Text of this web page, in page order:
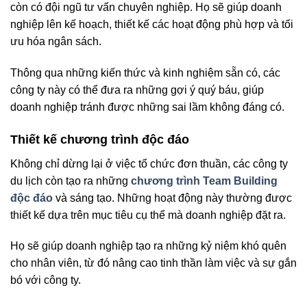
còn có đội ngũ tư vấn chuyên nghiệp. Họ sẽ giúp doanh
nghiệp lên kế hoạch, thiết kế các hoạt động phù hợp và tối
ưu hóa ngân sách.
Thông qua những kiến thức và kinh nghiệm sẵn có, các
công ty này có thể đưa ra những gợi ý quý báu, giúp
doanh nghiệp tránh được những sai lầm không đáng có.
Thiết kế chương trình độc đáo
Không chỉ dừng lại ở việc tổ chức đơn thuần, các công ty
du lịch còn tạo ra những chương trình Team Building
độc đáo và sáng tạo. Những hoạt động này thường được
thiết kế dựa trên mục tiêu cụ thể mà doanh nghiệp đặt ra.
Họ sẽ giúp doanh nghiệp tạo ra những kỷ niệm khó quên
cho nhân viên, từ đó nâng cao tinh thần làm việc và sự gắn
bó với công ty.